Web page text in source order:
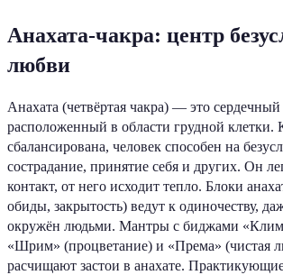
Анахата-чакра: центр
любви
Анахата (четвёртая чакра) — это сердечный
расположенный в области грудной клетки.
сбалансирована, человек способен на
сострадание, принятие себя и других. Он
контакт, от него исходит тепло. Блоки
обиды, закрытость) ведут к одиночеству,
окружён людьми. Мантры с биджами
«Шрим» (процветание) и «Према» (чистая
расчищают застои в анахате.